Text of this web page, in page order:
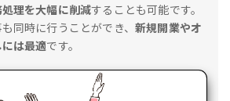
理を大幅に削減することも可能です。
同時に行うことができ、 新規開業やオ
は最適です。